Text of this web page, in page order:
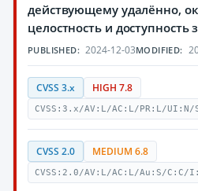
действующему удалённо,
целостность и
PUBLISHED: 2024-12-03MODIFIED:
CVSS 3.x HIGH 7.8
CVSS:3.x/AV:L/AC:L/PR:L/
CVSS 2.0 MEDIUM 6.8
CVSS:2.0/AV:L/AC:L/Au:S/C:C/